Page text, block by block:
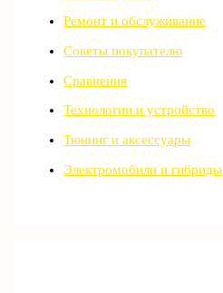
Ремонт и обслуживание
Советы покупателю
Сравнения
Технологии и устройство
Тюнинг и аксессуары
Электромобили и гибриды